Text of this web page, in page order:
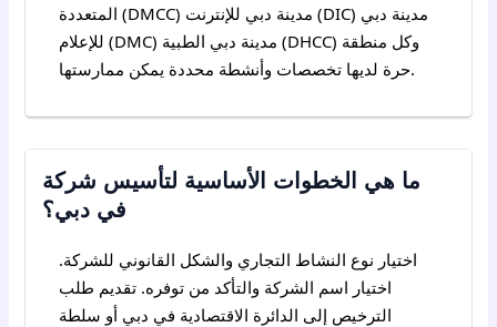
المتعددة (DMCC) مدينة دبي للإنترنت (DIC) مدينة دبي
للإعلام (DMC) مدينة دبي الطبية (DHCC) وكل منطقة
حرة لديها تخصصات وأنشطة محددة يمكن ممارستها.
ما هي الخطوات الأساسية لتأسيس شركة
في دبي؟
اختيار نوع النشاط التجاري والشكل القانوني للشركة.
اختيار اسم الشركة والتأكد من توفره. تقديم طلب
الترخيص إلى الدائرة الاقتصادية في دبي أو سلطة